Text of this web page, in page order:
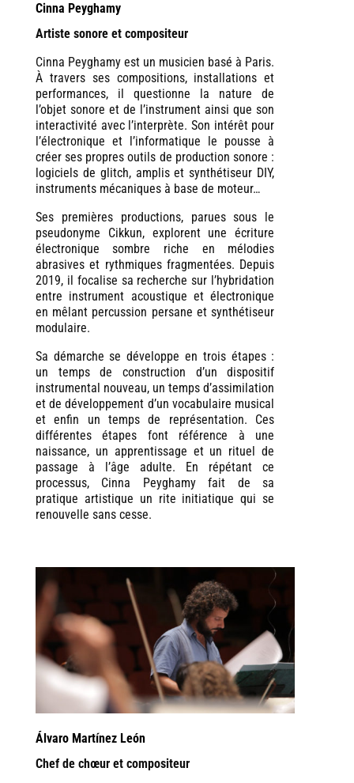
Cinna Peyghamy
Artiste sonore et compositeur
Cinna Peyghamy est un musicien basé à Paris.
À travers ses compositions, installations et
performances, il questionne la nature de
l’objet sonore et de l’instrument ainsi que son
interactivité avec l’interprète. Son intérêt pour
l’électronique et l’informatique le pousse à
créer ses propres outils de production sonore :
logiciels de glitch, amplis et synthétiseur DIY,
instruments mécaniques à base de moteur…
Ses premières productions, parues sous le
pseudonyme Cikkun, explorent une écriture
électronique sombre riche en mélodies
abrasives et rythmiques fragmentées. Depuis
2019, il focalise sa recherche sur l’hybridation
entre instrument acoustique et électronique
en mêlant percussion persane et synthétiseur
modulaire.
Sa démarche se développe en trois étapes :
un temps de construction d’un dispositif
instrumental nouveau, un temps d’assimilation
et de développement d’un vocabulaire musical
et enfin un temps de représentation. Ces
différentes étapes font référence à une
naissance, un apprentissage et un rituel de
passage à l’âge adulte. En répétant ce
processus, Cinna Peyghamy fait de sa
pratique artistique un rite initiatique qui se
renouvelle sans cesse.
Álvaro Martínez León
Chef de chœur et compositeur